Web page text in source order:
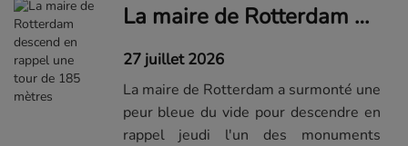
La maire de Rotterdam descend en rappel une tour de 185 mètres
27 juillet 2026
La maire de Rotterdam a surmonté une
peur bleue du vide pour descendre en
rappel jeudi l'un des monuments